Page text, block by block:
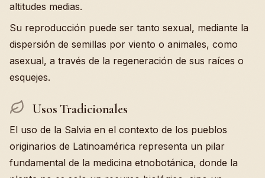
altitudes medias.
Su reproducción puede ser tanto sexual, mediante la
dispersión de semillas por viento o animales, como
asexual, a través de la regeneración de sus raíces o
esquejes.
Usos Tradicionales
El uso de la Salvia en el contexto de los pueblos
originarios de Latinoamérica representa un pilar
fundamental de la medicina etnobotánica, donde la